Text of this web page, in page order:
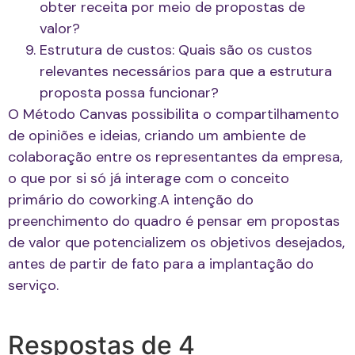
obter receita por meio de propostas de
valor?
Estrutura de custos: Quais são os custos
relevantes necessários para que a estrutura
proposta possa funcionar?
O Método Canvas possibilita o compartilhamento
de opiniões e ideias, criando um ambiente de
colaboração entre os representantes da empresa,
o que por si só já interage com o conceito
primário do coworking.A intenção do
preenchimento do quadro é pensar em propostas
de valor que potencializem os objetivos desejados,
antes de partir de fato para a implantação do
serviço.
Respostas de 4